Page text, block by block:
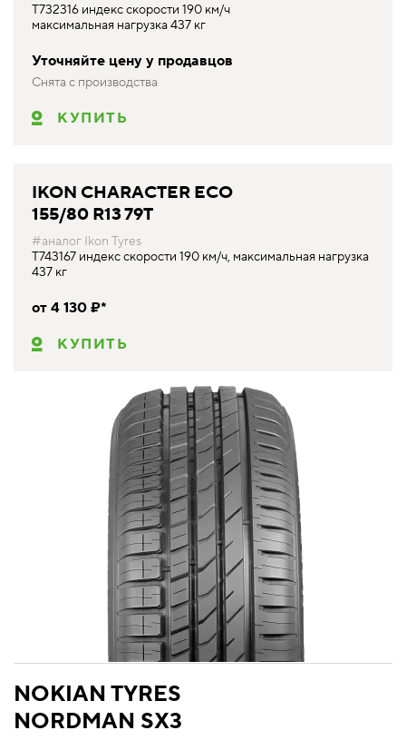
T732316 индекс скорости 190 км/ч
максимальная нагрузка 437 кг
Уточняйте цену у продавцов
Снята с производства
КУПИТЬ
IKON CHARACTER ECO
155/80 R13 79T
#аналог Ikon Tyres
T743167 индекс скорости 190 км/ч, максимальная нагрузка
437 кг
от 4 130 ₽*
КУПИТЬ
NOKIAN TYRES
NORDMAN SX3